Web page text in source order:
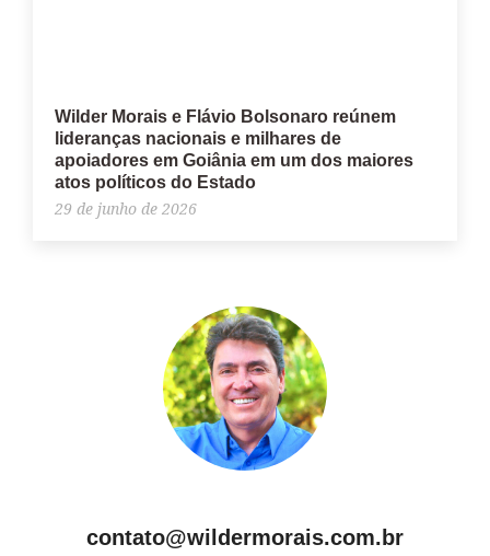
Wilder Morais e Flávio Bolsonaro reúnem
lideranças nacionais e milhares de
apoiadores em Goiânia em um dos maiores
atos políticos do Estado
29 de junho de 2026
contato@wildermorais.com.br